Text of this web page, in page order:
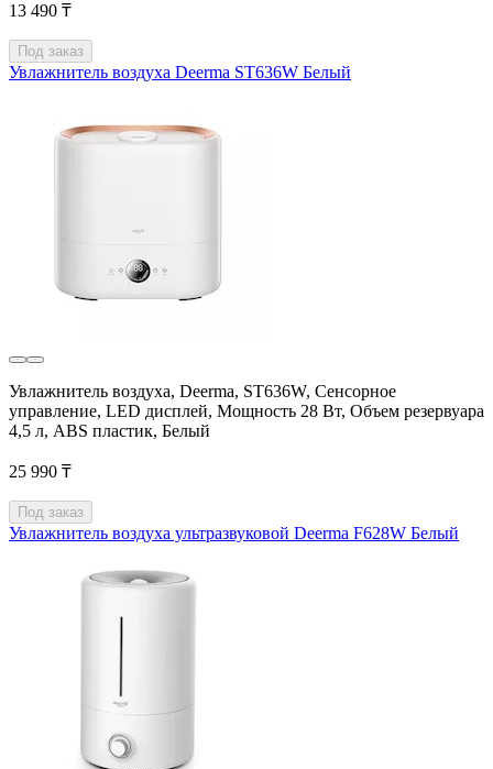
13 490 ₸
Под заказ
Увлажнитель воздуха Deerma ST636W Белый
Увлажнитель воздуха, Deerma, ST636W, Сенсорное
управление, LED дисплей, Мощность 28 Вт, Объем резервуара
4,5 л, ABS пластик, Белый
25 990 ₸
Под заказ
Увлажнитель воздуха ультразвуковой Deerma F628W Белый